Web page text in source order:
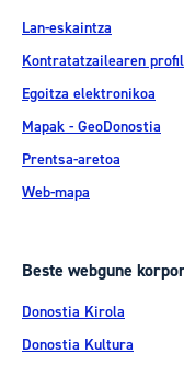
Lan-eskaintza
Kontratatzailearen
Egoitza elektronikoa
Mapak - GeoDonostia
Prentsa-aretoa
Web-mapa
Beste webgune
Donostia Kirola
Donostia Kultura